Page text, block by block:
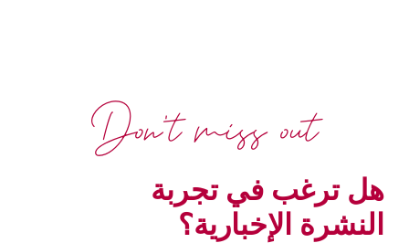
هل ترغب في تجربة
النشرة الإخبارية؟
Don't miss out